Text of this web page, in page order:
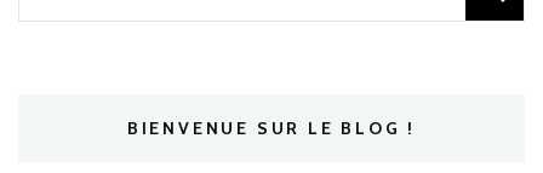
BIENVENUE SUR LE BLOG !